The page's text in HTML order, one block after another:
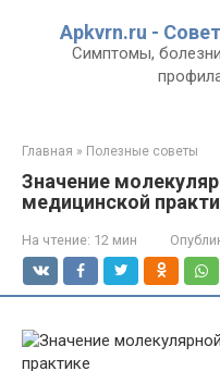
Apkvrn.ru -
Симптомы,
Главная » Полезные советы
Значение
медицинской
На чтение: 12 мин